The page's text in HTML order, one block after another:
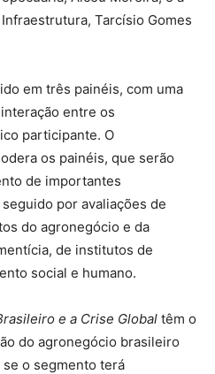
Tarcísio Gomes
em três painéis, com uma
entre os
participante. O
os painéis, que serão
de importantes
por avaliações de
do agronegócio e da
de institutos de
social e humano.
e a Crise Global têm o
do agronegócio brasileiro
o segmento terá